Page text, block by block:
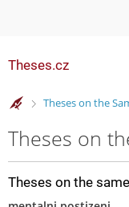
Theses.cz
>
Theses on the
Theses on
Theses on the